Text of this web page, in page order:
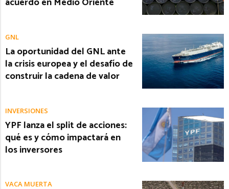
GNL
La oportunidad del GNL ante
la crisis europea y el desafío de
construir la cadena de valor
INVERSIONES
YPF lanza el split de acciones:
qué es y cómo impactará en
los inversores
VACA MUERTA